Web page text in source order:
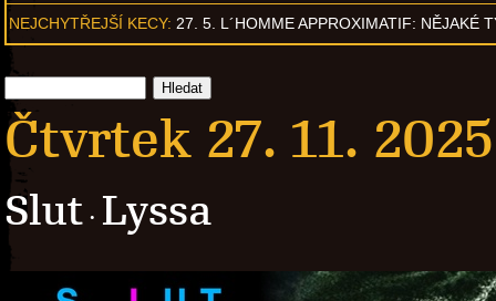
NEJCHYTŘEJŠÍ KECY: 27. 5. L´HOMME APPROXIMATIF: NĚJAKÉ
Čtvrtek 27. 11.
Slut · Lyssa